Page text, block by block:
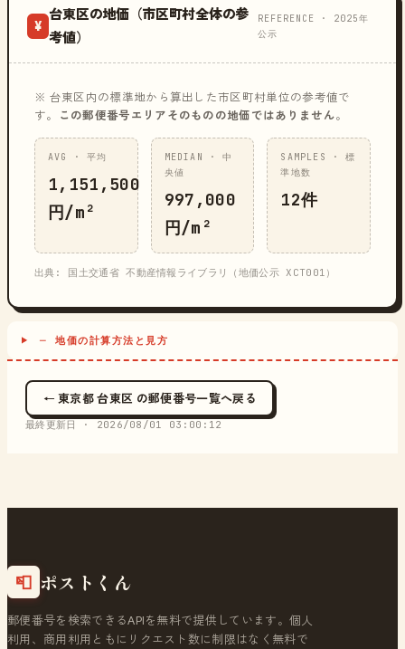
¥
台東区の地価（市区町村全体の参
考値）
REFERENCE · 2025年
公示
※ 台東区内の標準地から算出した市区町村単位の参考値で
す。
この郵便番号エリアそのものの地価ではありません。
AVG · 平均
1,151,500
円/m²
MEDIAN · 中
央値
997,000
円/m²
SAMPLES · 標
準地数
12件
出典: 国土交通省 不動産情報ライブラリ（地価公示 XCT001）
─ 地価の計算方法と見方
← 東京都 台東区 の郵便番号一覧へ戻る
最終更新日 · 2026/08/01 03:00:12
📮 ポストくん
郵便番号を検索できるAPIを無料で提供しています。個人
利用、商用利用ともにリクエスト数に制限はなく無料で